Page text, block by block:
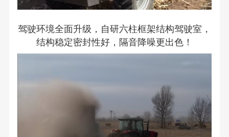
驾驶环境全面升级，自研六柱框架结构驾驶室，
结构稳定密封性好，隔音降噪更出色！